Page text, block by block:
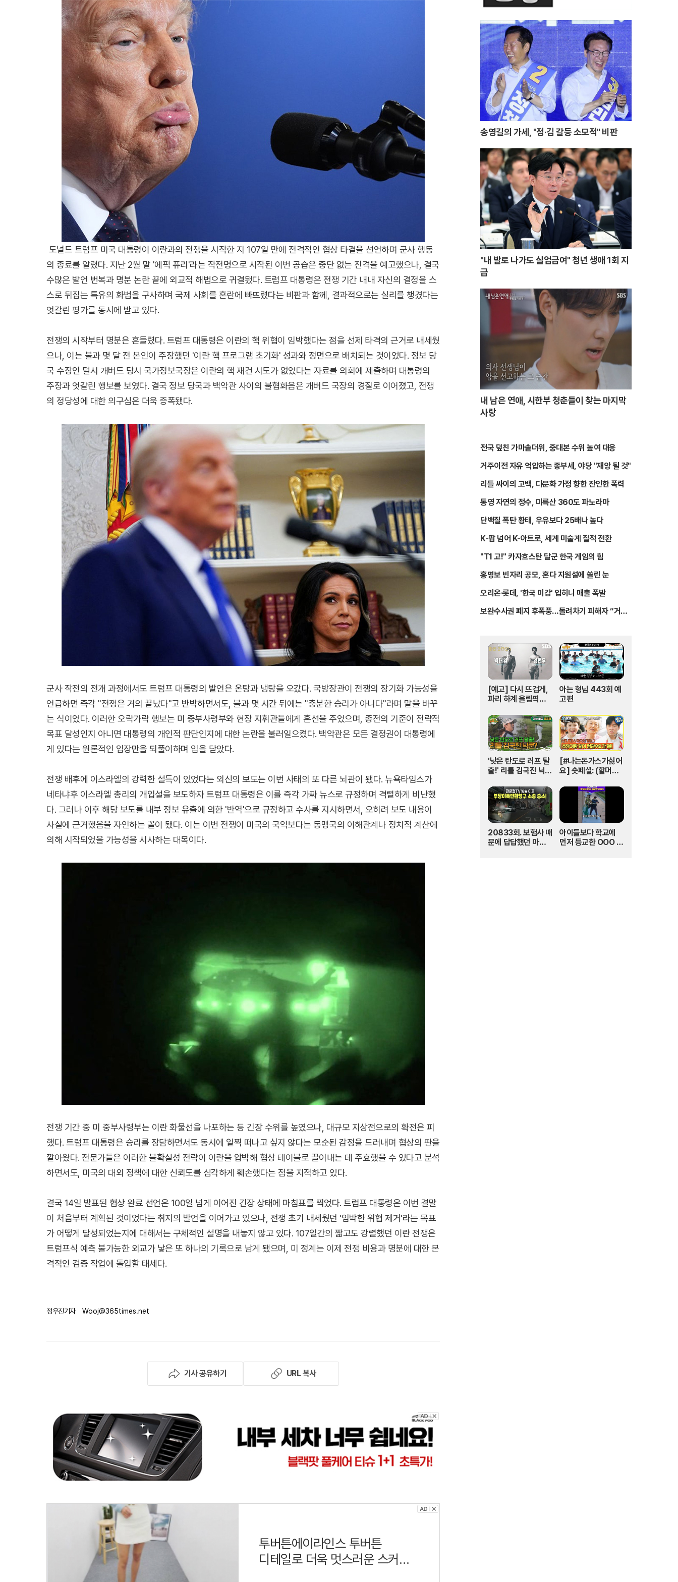
도널드 트럼프 미국 대통령이 이란과의 전쟁을 시작한 지 107일 만에 전격적인 협상 타결을 선언하며 군사 행동
의 종료를 알렸다. 지난 2월 말 '에픽 퓨리'라는 작전명으로 시작된 이번 공습은 중단 없는 진격을 예고했으나, 결국
수많은 발언 번복과 명분 논란 끝에 외교적 해법으로 귀결됐다. 트럼프 대통령은 전쟁 기간 내내 자신의 결정을 스
스로 뒤집는 특유의 화법을 구사하며 국제 사회를 혼란에 빠뜨렸다는 비판과 함께, 결과적으로는 실리를 챙겼다는
엇갈린 평가를 동시에 받고 있다.
전쟁의 시작부터 명분은 흔들렸다. 트럼프 대통령은 이란의 핵 위협이 임박했다는 점을 선제 타격의 근거로 내세웠
으나, 이는 불과 몇 달 전 본인이 주장했던 '이란 핵 프로그램 초기화' 성과와 정면으로 배치되는 것이었다. 정보 당
국 수장인 털시 개버드 당시 국가정보국장은 이란의 핵 재건 시도가 없었다는 자료를 의회에 제출하며 대통령의
주장과 엇갈린 행보를 보였다. 결국 정보 당국과 백악관 사이의 불협화음은 개버드 국장의 경질로 이어졌고, 전쟁
의 정당성에 대한 의구심은 더욱 증폭됐다.
군사 작전의 전개 과정에서도 트럼프 대통령의 발언은 온탕과 냉탕을 오갔다. 국방장관이 전쟁의 장기화 가능성을
언급하면 즉각 "전쟁은 거의 끝났다"고 반박하면서도, 불과 몇 시간 뒤에는 "충분한 승리가 아니다"라며 말을 바꾸
는 식이었다. 이러한 오락가락 행보는 미 중부사령부와 현장 지휘관들에게 혼선을 주었으며, 종전의 기준이 전략적
목표 달성인지 아니면 대통령의 개인적 판단인지에 대한 논란을 불러일으켰다. 백악관은 모든 결정권이 대통령에
게 있다는 원론적인 입장만을 되풀이하며 입을 닫았다.
전쟁 배후에 이스라엘의 강력한 설득이 있었다는 외신의 보도는 이번 사태의 또 다른 뇌관이 됐다. 뉴욕타임스가
네타냐후 이스라엘 총리의 개입설을 보도하자 트럼프 대통령은 이를 즉각 가짜 뉴스로 규정하며 격렬하게 비난했
다. 그러나 이후 해당 보도를 내부 정보 유출에 의한 '반역'으로 규정하고 수사를 지시하면서, 오히려 보도 내용이
사실에 근거했음을 자인하는 꼴이 됐다. 이는 이번 전쟁이 미국의 국익보다는 동맹국의 이해관계나 정치적 계산에
의해 시작되었을 가능성을 시사하는 대목이다.
전쟁 기간 중 미 중부사령부는 이란 화물선을 나포하는 등 긴장 수위를 높였으나, 대규모 지상전으로의 확전은 피
했다. 트럼프 대통령은 승리를 장담하면서도 동시에 일찍 떠나고 싶지 않다는 모순된 감정을 드러내며 협상의 판을
깔아왔다. 전문가들은 이러한 불확실성 전략이 이란을 압박해 협상 테이블로 끌어내는 데 주효했을 수 있다고 분석
하면서도, 미국의 대외 정책에 대한 신뢰도를 심각하게 훼손했다는 점을 지적하고 있다.
결국 14일 발표된 협상 완료 선언은 100일 넘게 이어진 긴장 상태에 마침표를 찍었다. 트럼프 대통령은 이번 결말
이 처음부터 계획된 것이었다는 취지의 발언을 이어가고 있으나, 전쟁 초기 내세웠던 '임박한 위협 제거'라는 목표
가 어떻게 달성되었는지에 대해서는 구체적인 설명을 내놓지 않고 있다. 107일간의 짧고도 강렬했던 이란 전쟁은
트럼프식 예측 불가능한 외교가 낳은 또 하나의 기록으로 남게 됐으며, 미 정계는 이제 전쟁 비용과 명분에 대한 본
격적인 검증 작업에 돌입할 태세다.
정우진기자 Wooj@365times.net
기사 공유하기 URL 복사
투버튼에이라인스 투버튼
디테일로 더욱 멋스러운 스커트
송영길의 가세, "정·김 갈등 소모적" 비판
"내 발로 나가도 실업급여" 청년 생애 1회 지
급
내 남은 연애, 시한부 청춘들이 찾는 마지막
사랑
전국 덮친 가마솥더위, 중대본 수위 높여 대응
거주이전 자유 억압하는 종부세, 야당 "재앙 될 것"
리틀 싸이의 고백, 다문화 가정 향한 잔인한 폭력
통영 자연의 정수, 미륵산 360도 파노라마
단백질 폭탄 황태, 우유보다 25배나 높다
K-팝 넘어 K-아트로, 세계 미술계 질적 전환
"T1 고!" 카자흐스탄 달군 한국 게임의 힘
홍명보 빈자리 공모, 혼다 지원설에 쏠린 눈
오리온·롯데, '한국 미감' 입히니 매출 폭발
보완수사권 폐지 후폭풍…돌려차기 피해자 “거부
[예고] 다시 뜨겁게,
파리 하계 올림픽은
4 | SBS
아는 형님 443회 예
고편
'낮은 탄도로 러프 탈
출!' 리틀 김국진 닉
어 EP.9-2
[#나는돈가스가싫어
요] 숏페셜: (할머니)
~!! 눈빛만 봐도 알 수
있자나 너 내 도도동
지가 돼랏!🌶️😭 #Th
ePorkCutlet MB
C240706방송
20833회. 보험사 때
문에 답답했던 마음,
아이들보다 학교에
먼저 등교한 OOO #